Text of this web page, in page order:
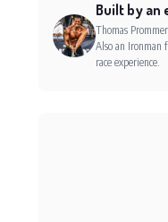
Built by an
Thomas
Also an Ironman
race experience.